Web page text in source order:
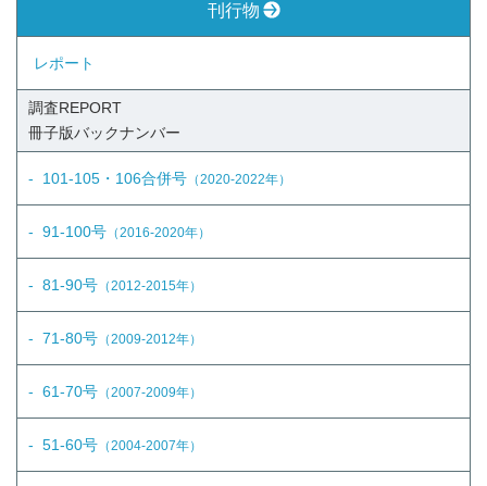
刊行物
レポート
調査REPORT
冊子版バックナンバー
101-105・106合併号 （2020-2022年）
91-100号 （2016-2020年）
81-90号 （2012-2015年）
71-80号 （2009-2012年）
61-70号 （2007-2009年）
51-60号 （2004-2007年）